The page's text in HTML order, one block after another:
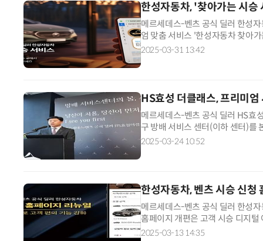
한성자동차, '찾아가는 시승
메르세데스-벤츠 공식 딜러 한성
엄 맞춤 서비스 '한성자동차 찾아
서비스'는 한성자동차 세일즈 컨
2025-03-31 13:42
HS효성 더클래스, 프리미
메르세데스-벤츠 공식 딜러 HS효
구 방배 서비스 센터(이하 센터)를
는 “벤츠를 대표하는 딜러로 최상
2025-03-24 10:52
한성자동차, 벤츠 시승 신청
메르세데스-벤츠 공식 딜러 한성
홈페이지 개편은 고객 시승 디지
페이지가 다수 입력 항목으로 인
2025-03-13 14:35